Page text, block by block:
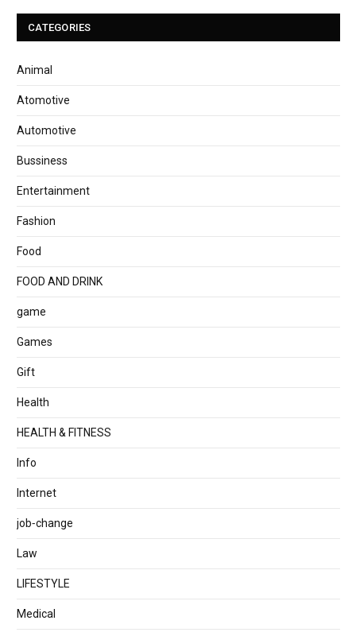
CATEGORIES
Animal
Atomotive
Automotive
Bussiness
Entertainment
Fashion
Food
FOOD AND DRINK
game
Games
Gift
Health
HEALTH & FITNESS
Info
Internet
job‐change
Law
LIFESTYLE
Medical